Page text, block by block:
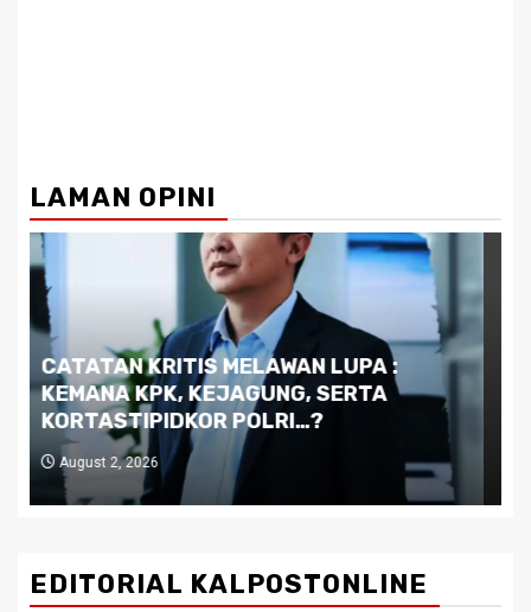
LAMAN OPINI
Dilema Kaltim di Tengah Krisis:
Kutukan Sumber Daya Alam dan
Pemimpin yang Tak Kreatif
July 29, 2026
EDITORIAL KALPOSTONLINE